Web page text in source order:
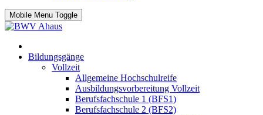
Mobile Menu Toggle
Bildungsgänge
Vollzeit
Allgemeine Hochschulreife
Ausbildungsvorbereitung Vollzeit
Berufsfachschule 1 (BFS1)
Berufsfachschule 2 (BFS2)